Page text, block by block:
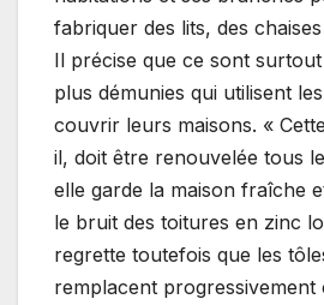
fabriquer des lits, des
Il précise que ce sont
plus démunies qui utilisent
couvrir leurs maisons. «
il, doit être renouvelée tous
elle garde la maison fraîche
le bruit des toitures en zinc
regrette toutefois que les
remplacent